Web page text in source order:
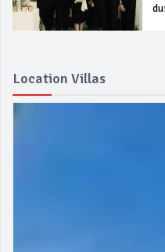
Location Villas